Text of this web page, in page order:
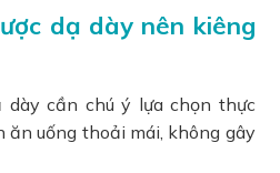
dạ dày nên kiêng
dày cần chú ý lựa chọn thực
ăn uống thoải mái, không gây